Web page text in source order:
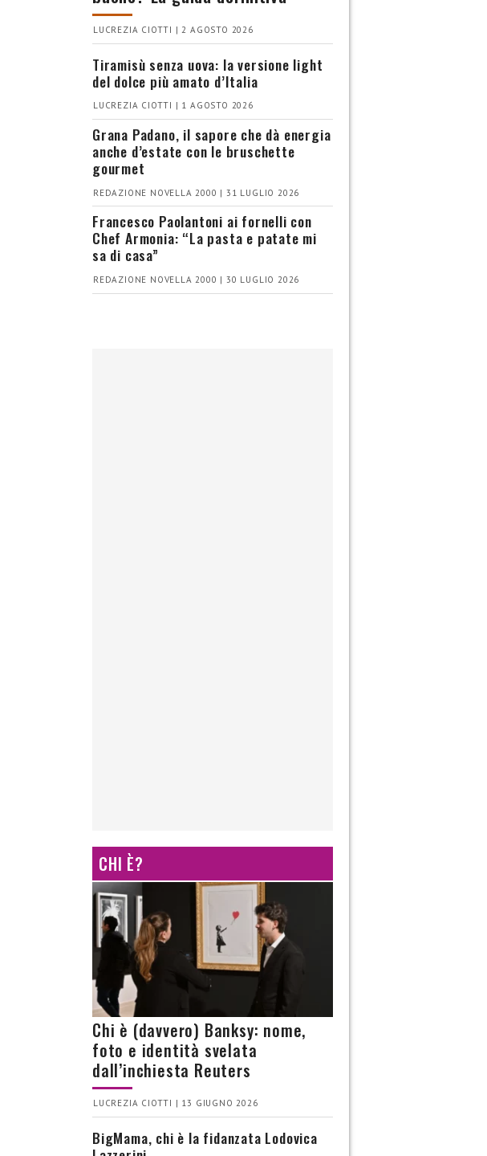
LUCREZIA CIOTTI | 2 AGOSTO 2026
Tiramisù senza uova: la versione light
del dolce più amato d’Italia
LUCREZIA CIOTTI | 1 AGOSTO 2026
Grana Padano, il sapore che dà energia
anche d’estate con le bruschette
gourmet
REDAZIONE NOVELLA 2000 | 31 LUGLIO 2026
Francesco Paolantoni ai fornelli con
Chef Armonia: “La pasta e patate mi
sa di casa”
REDAZIONE NOVELLA 2000 | 30 LUGLIO 2026
CHI È?
Chi è (davvero) Banksy: nome,
foto e identità svelata
dall’inchiesta Reuters
LUCREZIA CIOTTI | 13 GIUGNO 2026
BigMama, chi è la fidanzata Lodovica